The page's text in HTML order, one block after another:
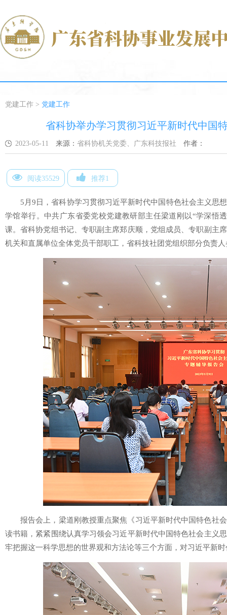
党建工作 > 党建工作
省科协举办学习贯彻习近平新时代中国
2023-05-11 来源： 省科协机关党委、广东科技报社 作者：
阅读35529 推荐1
5月9日，省科协学习贯彻习近平新时代中国特色社会主义思
学馆举行。中共广东省委党校党建教研部主任梁道刚以“学深悟
课。省科协党组书记、专职副主席郑庆顺，党组成员、专职副主
机关和直属单位全体党员干部职工，省科技社团党组织部分负责
报告会上，梁道刚教授重点聚焦《习近平新时代中国特色社
读书籍，紧紧围绕认真学习领会习近平新时代中国特色社会主义
牢把握这一科学思想的世界观和方法论等三个方面，对习近平新